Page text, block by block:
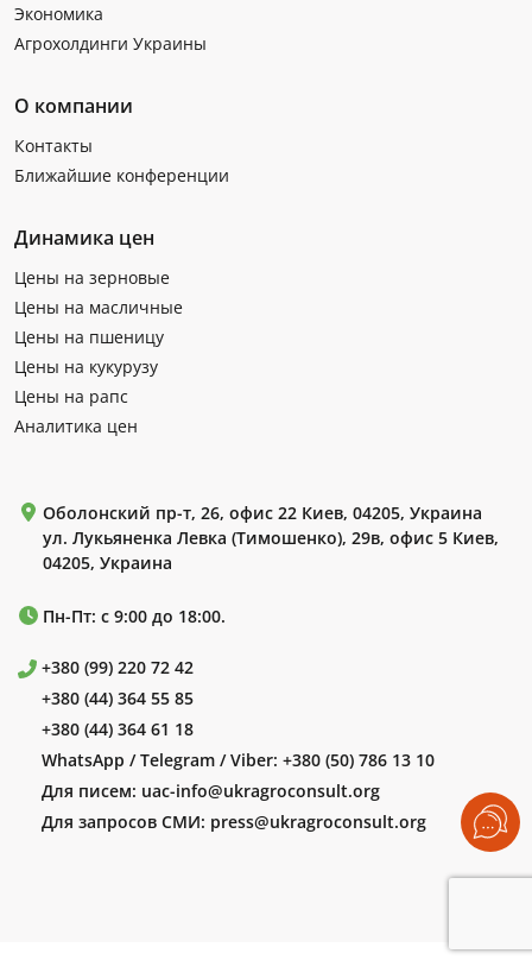
Экономика
Агрохолдинги Украины
О компании
Контакты
Ближайшие конференции
Динамика цен
Цены на зерновые
Цены на масличные
Цены на пшеницу
Цены на кукурузу
Цены на рапс
Аналитика цен
Оболонский пр-т, 26, офис 22 Киев, 04205, Украина
ул. Лукьяненка Левка (Тимошенко), 29в, офис 5 Киев,
04205, Украина
Пн-Пт: с 9:00 до 18:00.
+380 (99) 220 72 42
+380 (44) 364 55 85
+380 (44) 364 61 18
WhatsApp / Telegram / Viber: +380 (50) 786 13 10
Для писем: uac-info@ukragroconsult.org
Для запросов СМИ: press@ukragroconsult.org